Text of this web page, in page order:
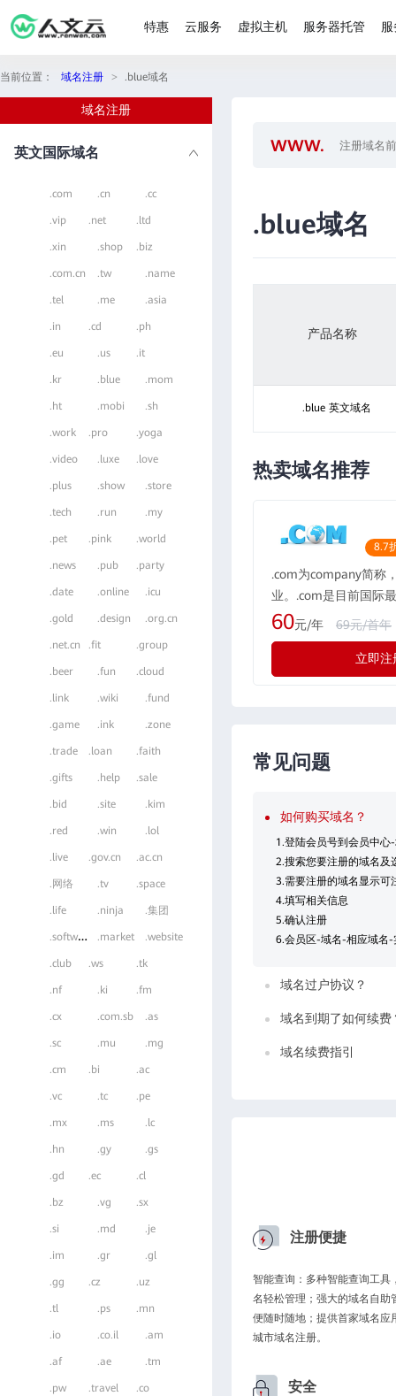
特惠 云服务 虚拟主机 服务器托管
当前位置： 域名注册 > .blue域名
域名注册
英文国际域名
.com .cn .cc
.vip .net .ltd
.xin .shop .biz
.com.cn .tw .name
.tel .me .asia
.in .cd .ph
.eu .us .it
.kr .blue .mom
.ht .mobi .sh
.work .pro .yoga
.video .luxe .love
.plus .show .store
.tech .run .my
.pet .pink .world
.news .pub .party
.date .online .icu
.gold .design .org.cn
.net.cn .fit .group
.beer .fun .cloud
.link .wiki .fund
.game .ink .zone
.trade .loan .faith
.gifts .help .sale
.bid .site .kim
.red .win .lol
.live .gov.cn .ac.cn
.网络 .tv .space
.life .ninja .集团
.
software .market .website
.club .ws .tk
.nf .ki .fm
.cx .com.sb .as
.sc .mu .mg
.cm .bi .ac
.vc .tc .pe
.mx .ms .lc
.hn .gy .gs
.gd .ec .cl
.bz .vg .sx
.si .md .je
.im .gr .gl
.gg .cz .uz
.tl .ps .mn
.io .co.il .am
.af .ae .tm
.pw .travel .co
.blue域名
产品名称
.blue 英文域名
热卖域名推荐
8.7
.com为company简称
业。.com是目前国际
域名格式，现全球的
际最广泛流行的通用
示为“公司”，形如：
60元/年 69元/首年
立即注
常见问题
如何购买域名？
1.登陆会员号到会员中
2.搜索您要注册的域名及
3.需要注册的域名显示可
4.填写相关信息
5.确认注册
6.会员区-域名-相应域名-
域名过户协议？
域名到期了如何续费
域名续费指引
注册便捷
智能查询：多种智能查询工具
名轻松管理；强大的域名自
便随时随地；提供首家域名应
城市域名注册。
安全